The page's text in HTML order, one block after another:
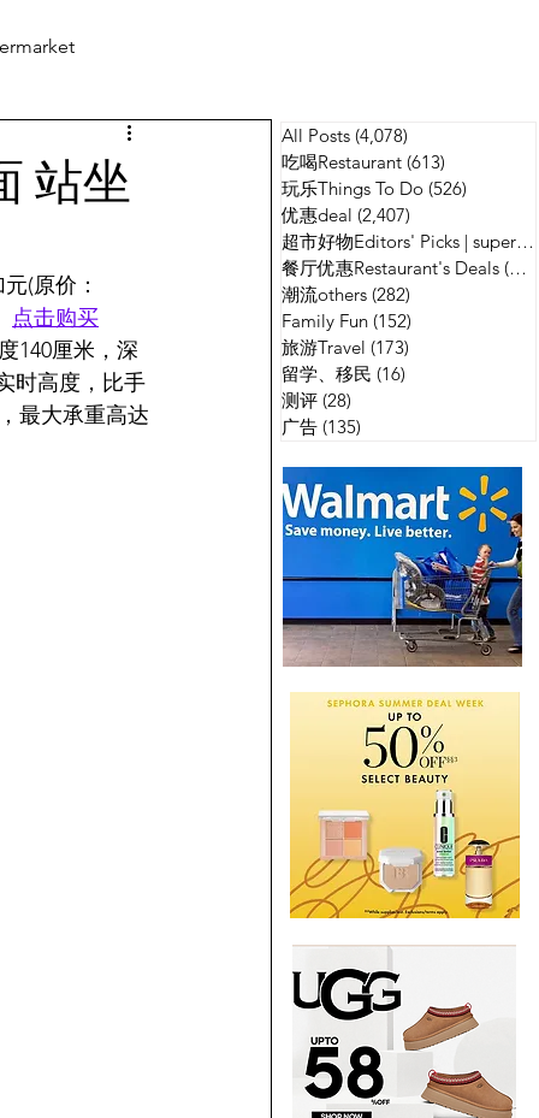
广告
站坐
(原价：
点击购买
140厘米，深
时高度，比手
最大承重高达
All Posts (4,078)
吃喝Restaurant (613)
玩乐Things To Do (526)
优惠deal (2,407)
超市好物Editors' Picks | supermarket
餐厅优惠Restaurant's Deals (134)
潮流others (282)
Family Fun (152)
旅游Travel (173)
留学、移民 (16)
测评 (28)
广告 (135)